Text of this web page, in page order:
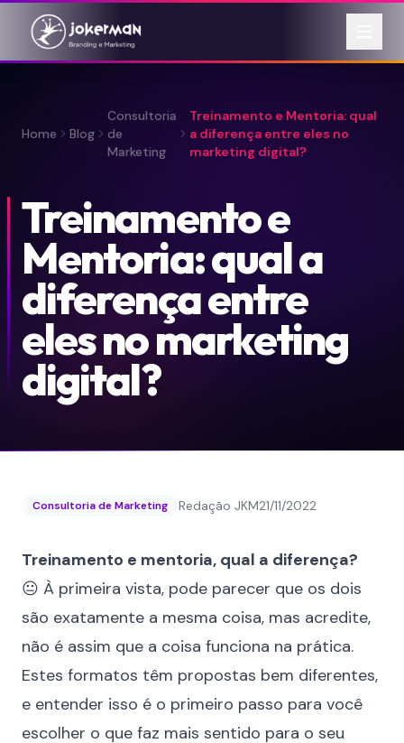
Home Blog
Consultoria
de
Marketing
Treinamento e Mentoria: qual
a diferença entre eles no
marketing digital?
Treinamento e
Mentoria: qual a
diferença entre
eles no marketing
digital?
Consultoria de Marketing Redação JKM21/11/2022
Treinamento e mentoria, qual a diferença?
😐 À primeira vista, pode parecer que os dois
são exatamente a mesma coisa, mas acredite,
não é assim que a coisa funciona na prática.
Estes formatos têm propostas bem diferentes,
e entender isso é o primeiro passo para você
escolher o que faz mais sentido para o seu